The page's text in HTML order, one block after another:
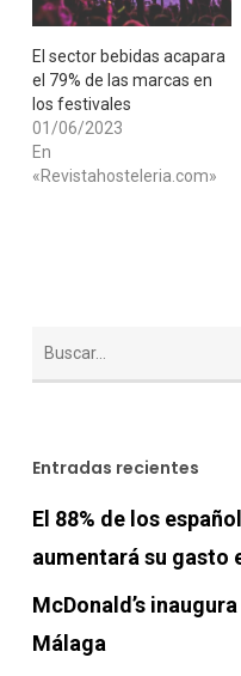
El sector bebidas acapara
el 79% de las marcas en
los festivales
01/06/2023
En
«Revistahosteleria.com»
Entradas recientes
El 88% de los
aumentará su gasto
McDonald’s
Málaga